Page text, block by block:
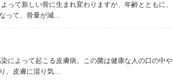
て新しい骨に生まれ変わりますが、年齢とともに、
って、骨量が減…
よって起こる皮膚病。この菌は健康な人の口の中や
、皮膚に湿り気…